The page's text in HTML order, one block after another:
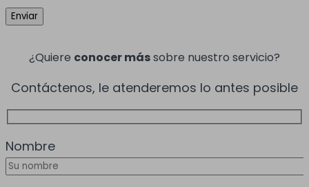
¿Quiere conocer mássobre nuestro servicio?
Contáctenos, le atenderemos lo antes posible
Nombre